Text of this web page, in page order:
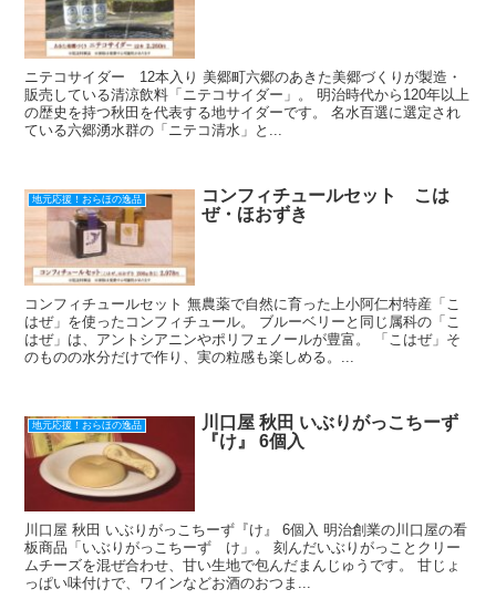
ニテコサイダー 12本入り 美郷町六郷のあきた美郷づくりが製造・
販売している清涼飲料「ニテコサイダー」。 明治時代から120年以上
の歴史を持つ秋田を代表する地サイダーです。 名水百選に選定され
ている六郷湧水群の「ニテコ清水」と...
地元応援！おらほの逸品
コンフィチュールセット こは
ぜ・ほおずき
コンフィチュールセット 無農薬で自然に育った上小阿仁村特産「こ
はぜ」を使ったコンフィチュール。 ブルーベリーと同じ属科の「こ
はぜ」は、アントシアニンやポリフェノールが豊富。 「こはぜ」そ
のものの水分だけで作り、実の粒感も楽しめる。...
地元応援！おらほの逸品
川口屋 秋田 いぶりがっこちーず
『け』 6個入
川口屋 秋田 いぶりがっこちーず『け』 6個入 明治創業の川口屋の看
板商品「いぶりがっこちーず け」。 刻んだいぶりがっことクリー
ムチーズを混ぜ合わせ、甘い生地で包んだまんじゅうです。 甘じょ
っぱい味付けで、ワインなどお酒のおつま...